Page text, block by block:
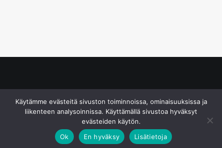
Käytämme evästeitä sivuston toiminnoissa, ominaisuuksissa ja
liikenteen analysoinnissa. Käyttämällä sivustoa hyväksyt
evästeiden käytön.
Ok
En hyväksy Lisätietoja